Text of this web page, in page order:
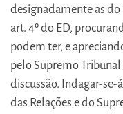
designadamente as
art. 4º do ED,
podem ter, e
pelo Supremo
discussão. Indagar-se-
das Relações e do